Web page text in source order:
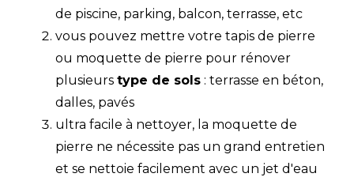
de piscine, parking, balcon, terrasse, etc
vous pouvez mettre votre tapis de pierre
ou moquette de pierre pour rénover
plusieurs type de sols : terrasse en béton,
dalles, pavés
ultra facile à nettoyer, la moquette de
pierre ne nécessite pas un grand entretien
et se nettoie facilement avec un jet d'eau